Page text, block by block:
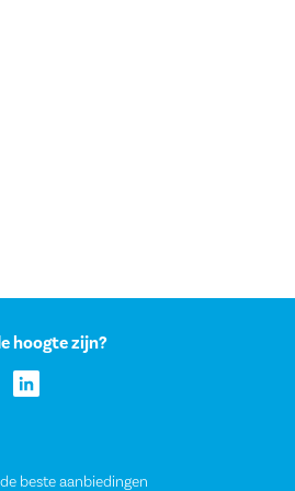
hoogte zijn?
beste aanbiedingen